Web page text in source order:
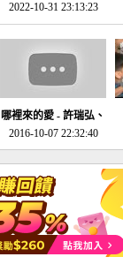
2022-10-31 23:13:23
哪裡來的愛 - 許瑞弘、
李其芬
2016-10-07 22:32:40